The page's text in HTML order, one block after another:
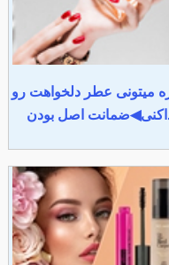
میتونی عطر دلخواهت رو
اصل بودن